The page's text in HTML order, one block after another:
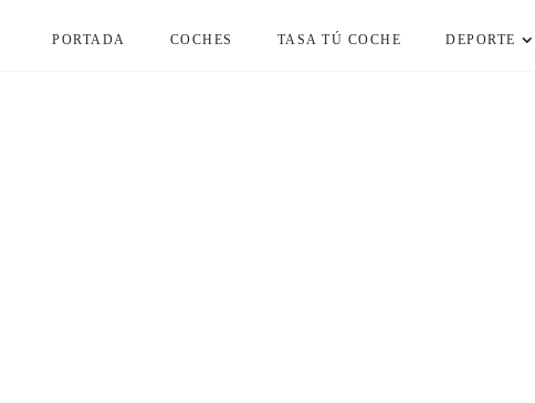
PORTADA COCHES TASA TÚ COCHE DEPORTE